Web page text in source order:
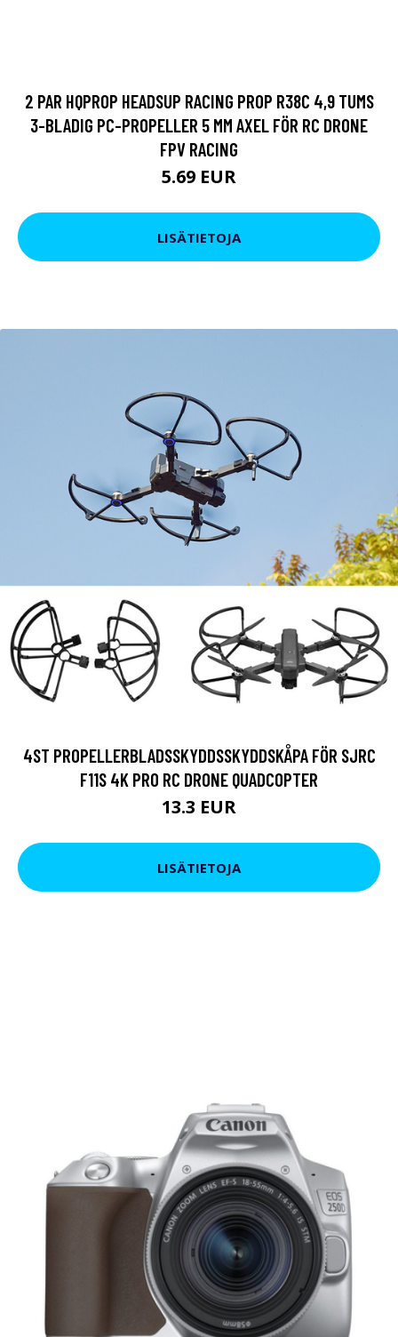
2 PAR HQPROP HEADSUP RACING PROP R38C 4,9 TUMS
3-BLADIG PC-PROPELLER 5 MM AXEL FÖR RC DRONE
FPV RACING
5.69 EUR
LISÄTIETOJA
4ST PROPELLERBLADSSKYDDSSKYDDSKÅPA FÖR SJRC
F11S 4K PRO RC DRONE QUADCOPTER
13.3 EUR
LISÄTIETOJA